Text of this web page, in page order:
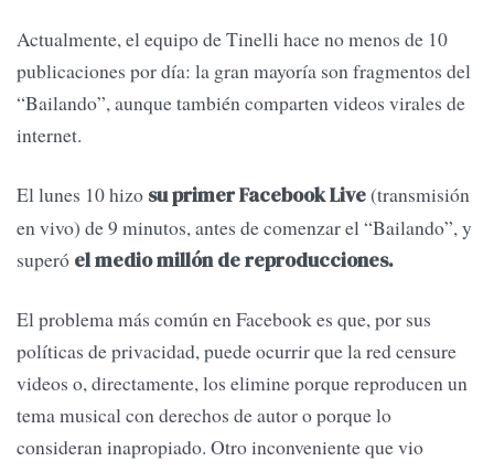
Actualmente, el equipo de Tinelli hace no menos de 10
publicaciones por día: la gran mayoría son fragmentos del
“Bailando”, aunque también comparten videos virales de
internet.
El lunes 10 hizo su primer Facebook Live(transmisión
en vivo) de 9 minutos, antes de comenzar el “Bailando”, y
superó el medio millón de reproducciones.
El problema más común en Facebook es que, por sus
políticas de privacidad, puede ocurrir que la red censure
videos o, directamente, los elimine porque reproducen un
tema musical con derechos de autor o porque lo
consideran inapropiado. Otro inconveniente que vio